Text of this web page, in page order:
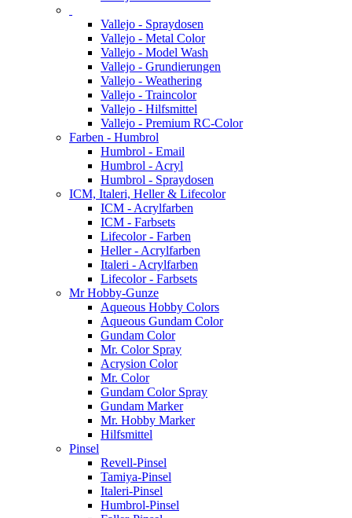
Vallejo - Spraydosen
Vallejo - Metal Color
Vallejo - Model Wash
Vallejo - Grundierungen
Vallejo - Weathering
Vallejo - Traincolor
Vallejo - Hilfsmittel
Vallejo - Premium RC-Color
Farben - Humbrol
Humbrol - Email
Humbrol - Acryl
Humbrol - Spraydosen
ICM, Italeri, Heller & Lifecolor
ICM - Acrylfarben
ICM - Farbsets
Lifecolor - Farben
Heller - Acrylfarben
Italeri - Acrylfarben
Lifecolor - Farbsets
Mr Hobby-Gunze
Aqueous Hobby Colors
Aqueous Gundam Color
Gundam Color
Mr. Color Spray
Acrysion Color
Mr. Color
Gundam Color Spray
Gundam Marker
Mr. Hobby Marker
Hilfsmittel
Pinsel
Revell-Pinsel
Tamiya-Pinsel
Italeri-Pinsel
Humbrol-Pinsel